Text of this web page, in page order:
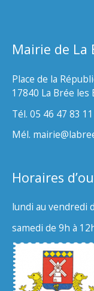
Mairie de La
Place de la
17840 La Brée les
Tél. 05 46 47 83 11
Mél.
Horaires
lundi au vendredi
samedi de 9h à